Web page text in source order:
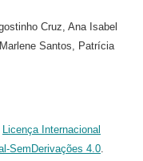
Cruz, Ana Isabel
Santos, Patrícia
Licença Internacional
SemDerivações 4.0.